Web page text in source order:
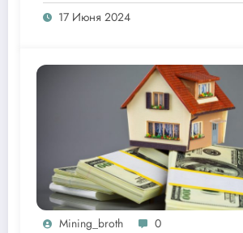
17 Июня 2024
Mining_broth 0